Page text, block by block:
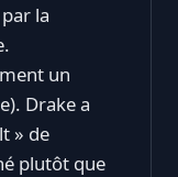
la
un
Drake a
» de
plutôt que